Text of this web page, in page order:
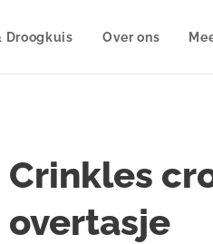
Droogkuis Over ons
Crinkles
overtasje